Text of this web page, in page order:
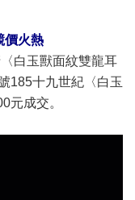
價火熱
白玉獸面紋雙龍耳
185十九世紀〈白玉
元成交。